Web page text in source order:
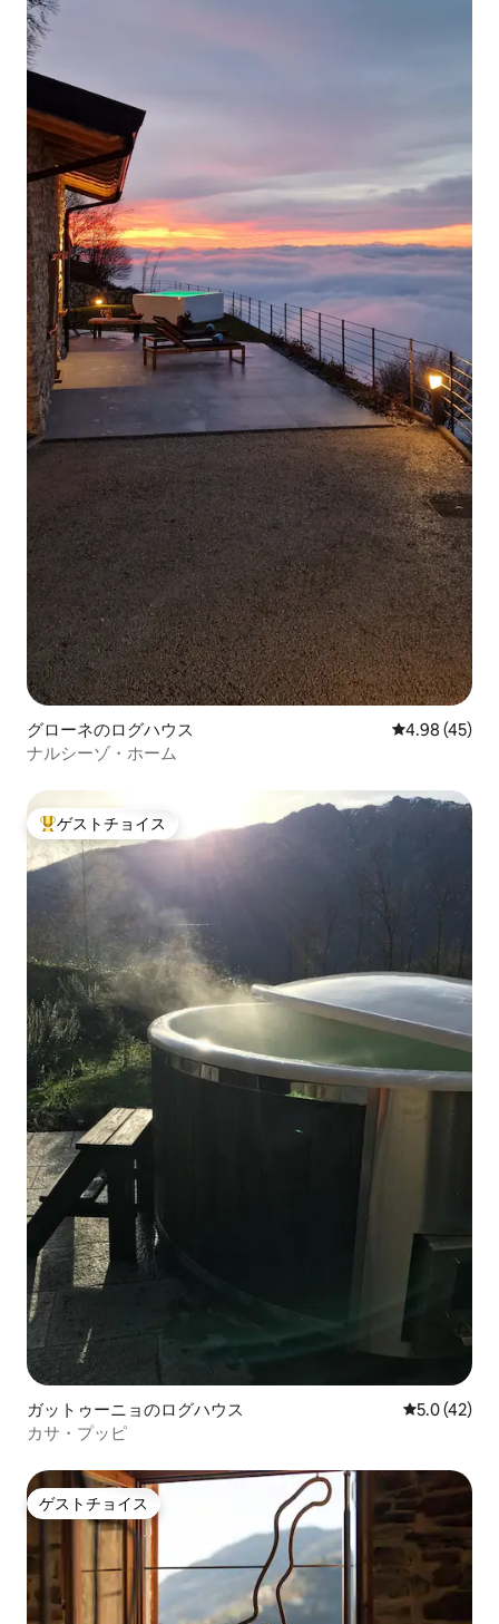
グローネのログハウス レビュー45
4.98 (45)
ナルシーゾ・ホーム
大好評のゲストチョイスです。
ゲストチョイス
ガットゥーニョのログハウス レビュー42
5.0 (42)
カサ・プッピ
ゲストチョイス
ゲストチョイス